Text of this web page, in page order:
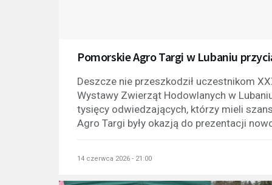
Pomorskie Agro Targi w Lubaniu
Deszcze nie przeszkodził uczestnikom
Wystawy Zwierząt Hodowlanych w
tysięcy odwiedzających, którzy mieli
Agro Targi były okazją do prezentacji
14 czerwca 2026 - 21:00